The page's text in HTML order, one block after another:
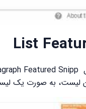
List
لیست، به صورت یک